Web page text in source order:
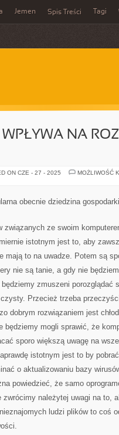
Jemen Spis Treści Tagi
WPŁYWA NA
ON CZE - 27 - 2025
MOŻLIWOŚĆ
obecnie dziedzina
związanych ze swoim
istotnym jest to, aby
mają to na uwadze. Potem są
nie są tanie, a gdy nie
zmuszeni
Przecież trzeba
dobrym rozwiązaniem jest
będziemy mogli sprawić, że
sporo większą uwagę na
istotnym jest to by
o aktualizowaniu bazy
powiedzieć, że samo
zwrócimy należytej uwagi na to,
ludzi plików to coś